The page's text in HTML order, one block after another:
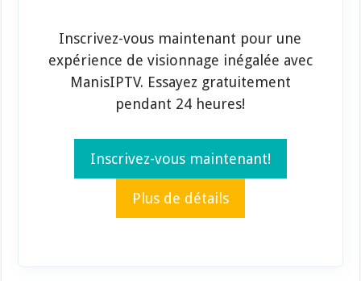
Inscrivez-vous maintenant pour une
expérience de visionnage inégalée avec
ManisIPTV. Essayez gratuitement
pendant 24 heures!
Inscrivez-vous maintenant!
Plus de détails